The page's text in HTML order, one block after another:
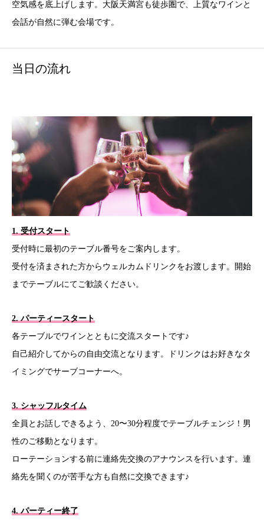
空気感を底上げします。大阪天満宮も徒歩圏で、上質なワインと
会話が自然に弾む会場です。
当日の流れ
1. 受付スタート
受付時に最初のテーブル番号をご案内します。
受付を済まされた方からウェルカムドリンクをお渡します。開始
までテーブルにてご歓談ください。
2. パーティースタート
各テーブルでワインとともに交流スタートです♪
自己紹介してからの自由交流となります。ドリンクはお好きなタ
イミングでサーブコーナーへ。
3. シャッフルタイム
全員とお話しできるよう、20〜30分程度でテーブルチェンジ！男
性のご移動となります。
ローテーションする前に連絡先交換のアナウンスを行います。連
絡先を聞くのが苦手な方も自然に交換できます♪
4. パーティー終了